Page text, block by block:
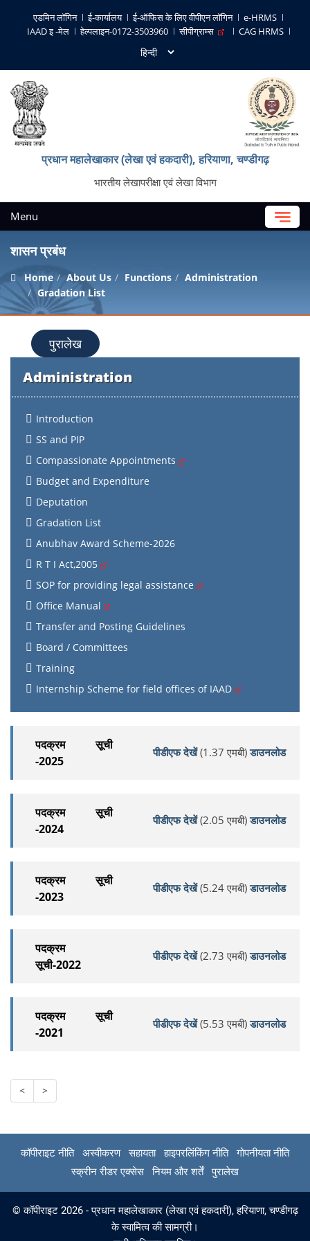
एडमिन लॉगिन ई-कार्यालय ई-ऑफिस के लिए वीपीएन लॉगिन
e-HRMS
IAAD इ -मेल
हेल्पलाइन-0172-3503960 सीपीग्राम्स CAG HRMS
प्रधान महालेखाकार (लेखा एवं हकदारी), हरियाणा, चण्‍डीगढ़
भारतीय लेखापरीक्षा एवं लेखा विभाग
Menu
शासन प्रबंध
Home About Us Functions
Administration
Gradation List
पुरालेख
Administration
Introduction
SS and PIP
Compassionate Appointments
Budget and Expenditure
Deputation
Gradation List
Anubhav Award Scheme-2026
R T I Act,2005
SOP for providing legal assistance
Office Manual
Transfer and Posting Guidelines
Board / Committees
Training
Internship Scheme for field offices of IAAD
पदक्रम सूची
-2025
पीडीएफ देखें(1.37 एमबी)डाउनलोड
पदक्रम सूची
-2024
पीडीएफ देखें(2.05 एमबी)डाउनलोड
पदक्रम सूची
-2023
पीडीएफ देखें(5.24 एमबी)डाउनलोड
पदक्रम
सूची-2022
पीडीएफ देखें(2.73 एमबी)डाउनलोड
पदक्रम सूची
-2021
पीडीएफ देखें(5.53 एमबी)डाउनलोड
< >
कॉपीराइट नीति अस्वीकरण सहायता हाइपरलिंकिंग नीति
गोपनीयता नीति
स्क्रीन रीडर एक्सेस
नियम और शर्तें पुरालेख
© कॉपीराइट 2026 - प्रधान महालेखाकार (लेखा एवं हकदारी), हरियाणा, चण्‍डीगढ़
के स्वामित्व की सामग्री।